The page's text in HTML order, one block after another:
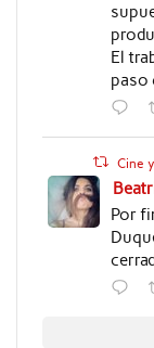
El
paso
Cine
Por